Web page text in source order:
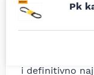
Pk
Uporedila sam
prodavnice
i definitivno